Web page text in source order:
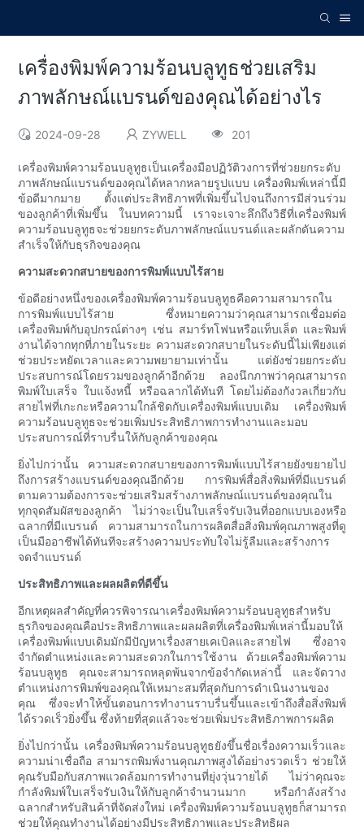
เครื่องพิมพ์ความร้อนบลูทูธช่วยเสริม
ภาพลักษณ์แบรนด์ของคุณได้อย่างไร
2024-09-28 ZYWELL 201
เครื่องพิมพ์ความร้อนบลูทูธเป็นเครื่องมือปฏิวัติวงการที่ช่วยยกระดับ
ภาพลักษณ์แบรนด์ของคุณได้หลากหลายรูปแบบ เครื่องพิมพ์เหล่านี้มี
ข้อดีมากมาย ตั้งแต่ประสิทธิภาพที่เพิ่มขึ้นไปจนถึงการมีส่วนร่วม
ของลูกค้าที่เพิ่มขึ้น ในบทความนี้ เราจะเจาะลึกถึงวิธีที่เครื่องพิมพ์
ความร้อนบลูทูธจะช่วยยกระดับภาพลักษณ์แบรนด์และผลักดันความ
สำเร็จให้กับธุรกิจของคุณ
ความสะดวกสบายของการพิมพ์แบบไร้สาย
ข้อดีอย่างหนึ่งของเครื่องพิมพ์ความร้อนบลูทูธคือความสามารถใน
การพิมพ์แบบไร้สาย ซึ่งหมายความว่าคุณสามารถเชื่อมต่อ
เครื่องพิมพ์กับอุปกรณ์ต่างๆ เช่น สมาร์ทโฟนหรือแท็บเล็ต และพิมพ์
งานได้จากทุกที่ภายในระยะ ความสะดวกสบายในระดับนี้ไม่เพียงแต่
ช่วยประหยัดเวลาและความพยายามเท่านั้น แต่ยังช่วยยกระดับ
ประสบการณ์โดยรวมของลูกค้าอีกด้วย ลองนึกภาพว่าคุณสามารถ
พิมพ์ใบเสร็จ ใบแจ้งหนี้ หรือฉลากได้ทันที โดยไม่ต้องกังวลเกี่ยวกับ
สายไฟที่เกะกะหรือความใกล้ชิดกับเครื่องพิมพ์แบบเดิม เครื่องพิมพ์
ความร้อนบลูทูธจะช่วยเพิ่มประสิทธิภาพการทำงานและมอบ
ประสบการณ์ที่ราบรื่นให้กับลูกค้าของคุณ
ยิ่งไปกว่านั้น ความสะดวกสบายของการพิมพ์แบบไร้สายยังขยายไป
ถึงการสร้างแบรนด์ของคุณอีกด้วย การพิมพ์สื่อสิ่งพิมพ์ที่มีแบรนด์
ตามความต้องการจะช่วยเสริมสร้างภาพลักษณ์แบรนด์ของคุณใน
ทุกจุดสัมผัสของลูกค้า ไม่ว่าจะเป็นใบเสร็จรับเงินที่ออกแบบเองหรือ
ฉลากที่มีแบรนด์ ความสามารถในการผลิตสื่อสิ่งพิมพ์คุณภาพสูงที่ดู
เป็นมืออาชีพได้ทันทีจะสร้างความประทับใจไม่รู้ลืมและสร้างการ
จดจำแบรนด์
ประสิทธิภาพและผลผลิตที่ดีขึ้น
อีกเหตุผลสำคัญที่ควรพิจารณาเครื่องพิมพ์ความร้อนบลูทูธสำหรับ
ธุรกิจของคุณคือประสิทธิภาพและผลผลิตที่เครื่องพิมพ์เหล่านี้มอบให้
เครื่องพิมพ์แบบเดิมมักมีปัญหาเรื่องสายเคเบิลและสายไฟ ซึ่งอาจ
จำกัดตำแหน่งและความสะดวกในการใช้งาน ด้วยเครื่องพิมพ์ความ
ร้อนบลูทูธ คุณจะสามารถหลุดพ้นจากข้อจำกัดเหล่านี้ และจัดวาง
ตำแหน่งการพิมพ์ของคุณให้เหมาะสมที่สุดกับการดำเนินงานของ
คุณ ซึ่งจะทำให้ขั้นตอนการทำงานราบรื่นขึ้นและเข้าถึงสื่อสิ่งพิมพ์
ได้รวดเร็วยิ่งขึ้น ซึ่งท้ายที่สุดแล้วจะช่วยเพิ่มประสิทธิภาพการผลิต
ยิ่งไปกว่านั้น เครื่องพิมพ์ความร้อนบลูทูธยังขึ้นชื่อเรื่องความเร็วและ
ความน่าเชื่อถือ สามารถพิมพ์งานคุณภาพสูงได้อย่างรวดเร็ว ช่วยให้
คุณรับมือกับสภาพแวดล้อมการทำงานที่ยุ่งวุ่นวายได้ ไม่ว่าคุณจะ
กำลังพิมพ์ใบเสร็จรับเงินให้กับลูกค้าจำนวนมาก หรือกำลังสร้าง
ฉลากสำหรับสินค้าที่จัดส่งใหม่ เครื่องพิมพ์ความร้อนบลูทูธก็สามารถ
ช่วยให้คุณทำงานได้อย่างมีประสิทธิภาพและประสิทธิผล